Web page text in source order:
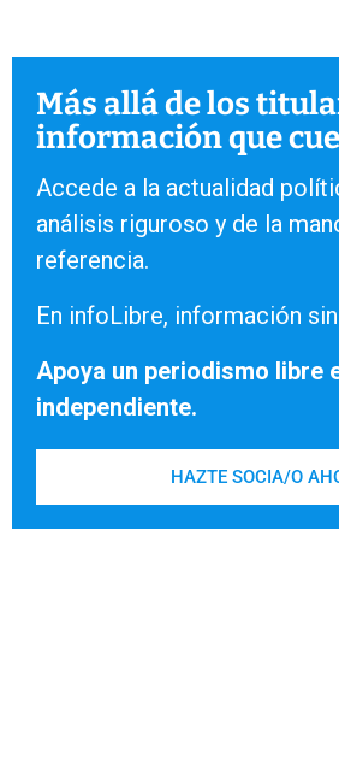
Más allá de los
información que
Accede a la actualidad
análisis riguroso y de la
referencia.
En infoLibre, información
Apoya un periodismo libre
independiente.
HAZTE SOCIA/O